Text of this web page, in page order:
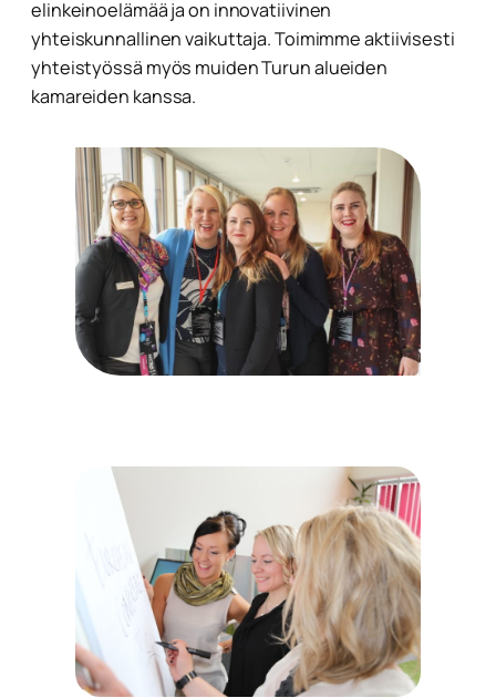
elinkeinoelämää ja on innovatiivinen
yhteiskunnallinen vaikuttaja. Toimimme aktiivisesti
yhteistyössä myös muiden Turun alueiden
kamareiden kanssa.